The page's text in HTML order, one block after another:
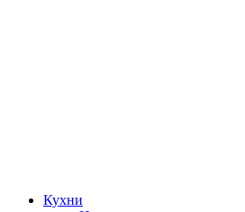
Кухни